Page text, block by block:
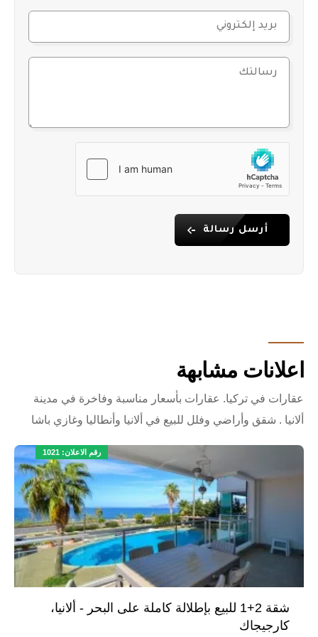
صالة لياقة بدنية
حمام تركي وساونا
منطقة شواء (باربكيو)
صالون تجميل
خدمة نقل مكوكية إلى البحر
موقع مركزي قريب من مراكز التسوق، والمؤسسات
الصحية والتعليمية
حول هذه الشقة الدوبلكس المفروشة المعروضة للبيع في
جيكجيلي – ألانيا، ولترتيب زيارة ميدانية، تواصل معنا الآن.
اتصل بنا اليوم واقترب خطوة من أسلوب حياتك الجديد!
أرسل رسالة
اعلانات مشابهة
عقارات في تركيا. عقارات بأسعار مناسبة وفاخرة في مدينة
ألانيا . شقق وأراضي وفلل للبيع في ألانيا وأنطاليا وغازي باشا
رقم الاعلان: 1021
شقة 2+1 للبيع بإطلالة كاملة على البحر - ألانيا،
كارجيجاك